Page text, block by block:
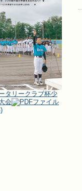
タリークラブ杯少
会